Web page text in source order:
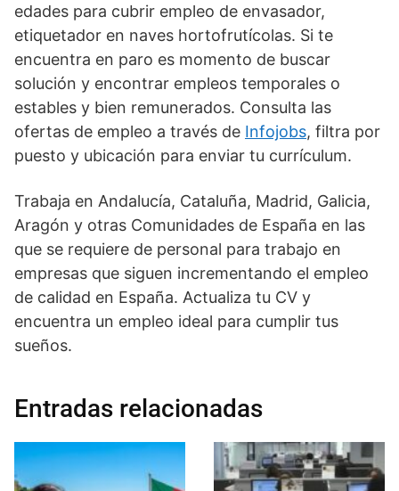
edades para cubrir empleo de envasador,
etiquetador en naves hortofrutícolas. Si te
encuentra en paro es momento de buscar
solución y encontrar empleos temporales o
estables y bien remunerados. Consulta las
ofertas de empleo a través de Infojobs, filtra por
puesto y ubicación para enviar tu currículum.
Trabaja en Andalucía, Cataluña, Madrid, Galicia,
Aragón y otras Comunidades de España en las
que se requiere de personal para trabajo en
empresas que siguen incrementando el empleo
de calidad en España. Actualiza tu CV y
encuentra un empleo ideal para cumplir tus
sueños.
Entradas relacionadas